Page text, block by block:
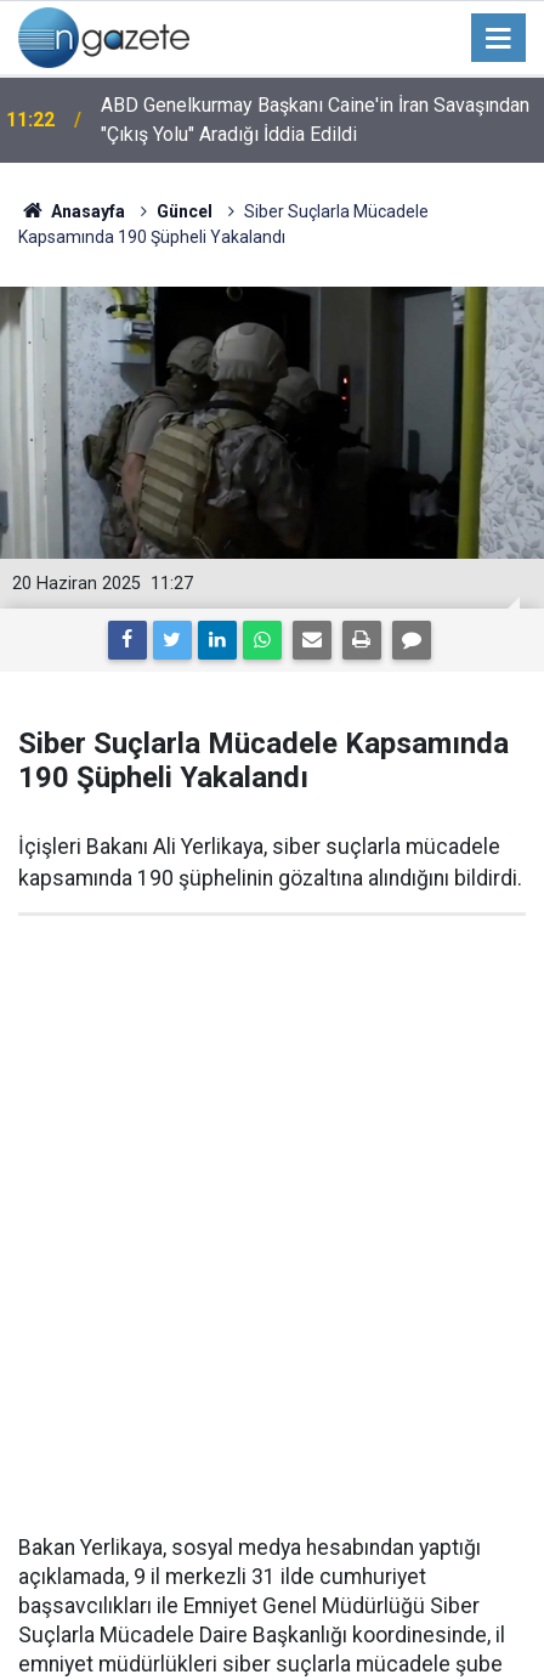
11:22
ABD Genelkurmay Başkanı Caine'in İran Savaşından
"Çıkış Yolu" Aradığı İddia Edildi
Anasayfa Güncel
Siber Suçlarla Mücadele
Kapsamında 190 Şüpheli Yakalandı
11:27
20 Haziran 2025
Siber Suçlarla Mücadele Kapsamında
190 Şüpheli Yakalandı
İçişleri Bakanı Ali Yerlikaya, siber suçlarla mücadele
kapsamında 190 şüphelinin gözaltına alındığını bildirdi.
Bakan Yerlikaya, sosyal medya hesabından yaptığı
açıklamada, 9 il merkezli 31 ilde cumhuriyet
başsavcılıkları ile Emniyet Genel Müdürlüğü Siber
Suçlarla Mücadele Daire Başkanlığı koordinesinde, il
emniyet müdürlükleri siber suçlarla mücadele şube